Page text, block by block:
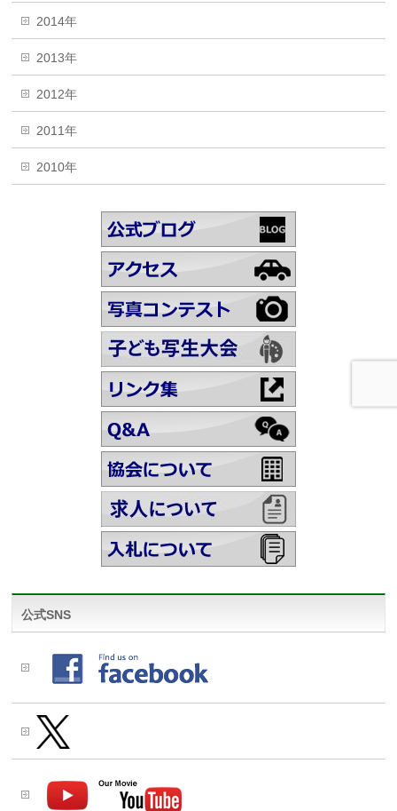
2014年
2013年
2012年
2011年
2010年
公式SNS